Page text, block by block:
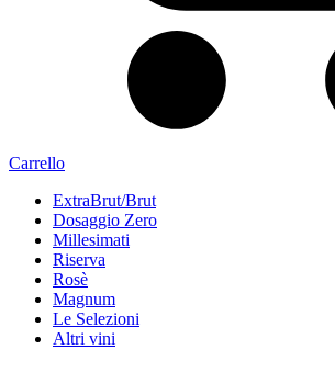
Carrello
ExtraBrut/Brut
Dosaggio Zero
Millesimati
Riserva
Rosè
Magnum
Le Selezioni
Altri vini